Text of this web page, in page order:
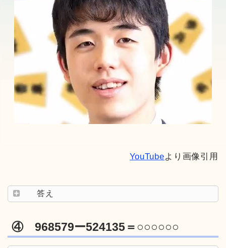
YouTubeより画像引用
答え
④ 968579ー524135＝○○○○○○